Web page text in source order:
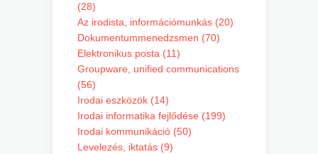
(28)
Az irodista, információmunkás (20)
Dokumentummenedzsmen (70)
Elektronikus posta (11)
Groupware, unified communications
(56)
Irodai eszközök (14)
Irodai informatika fejlődése (199)
Irodai kommunikáció (50)
Levelezés, iktatás (9)